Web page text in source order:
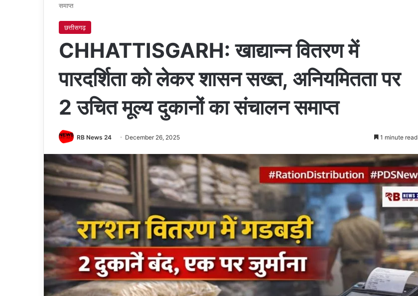
समाप्त
छत्तीसगढ़
CHHATTISGARH: खाद्यान्न वितरण में
पारदर्शिता को लेकर शासन सख्त, अनियमितता पर
2 उचित मूल्य दुकानों का संचालन समाप्त
RB News 24 December 26, 2025 1 minute read